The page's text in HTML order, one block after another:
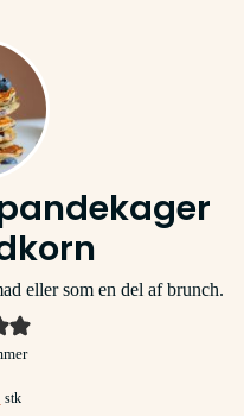
eller som en del af brunch.
stk